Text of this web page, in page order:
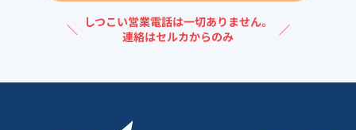
＼ しつこい営業電話は一切ありません。
連絡はセルカからのみ
／